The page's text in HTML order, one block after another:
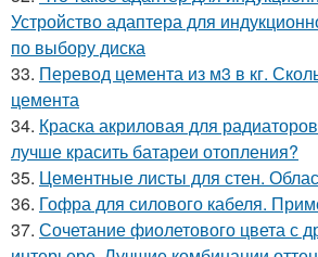
Устройство адаптера для
по выбору диска
33. Перевод цемента из м3 в кг.
цемента
34. Краска акриловая для
лучше красить батареи отопления?
35. Цементные листы для стен.
36. Гофра для силового кабеля.
37. Сочетание фиолетового цвета с